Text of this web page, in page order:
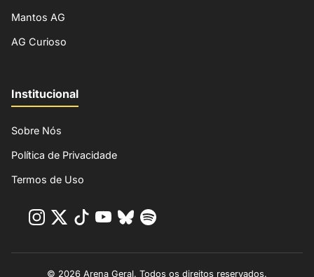
Mantos AG
AG Curioso
Institucional
Sobre Nós
Política de Privacidade
Termos de Uso
© 2026 Arena Geral. Todos os direitos reservados.